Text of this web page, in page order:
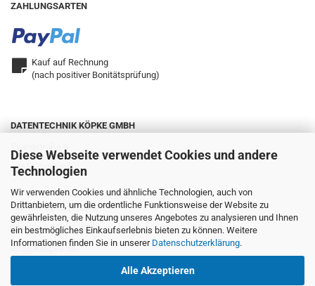
Diese Webseite verwendet Cookies und andere
Technologien
Wir verwenden Cookies und ähnliche Technologien, auch von
Drittanbietern, um die ordentliche Funktionsweise der Website zu
gewährleisten, die Nutzung unseres Angebotes zu analysieren und Ihnen
ein bestmögliches Einkaufserlebnis bieten zu können. Weitere
Informationen finden Sie in unserer Datenschutzerklärung.
Alle Akzeptieren
ZAHLUNGSARTEN
Kauf auf Rechnung
(nach positiver Bonitätsprüfung)
DATENTECHNIK KÖPKE GMBH
42657 Solingen
Telefon: 0212.22321-0
Fax: 0212.22321-25
info@koepke.de